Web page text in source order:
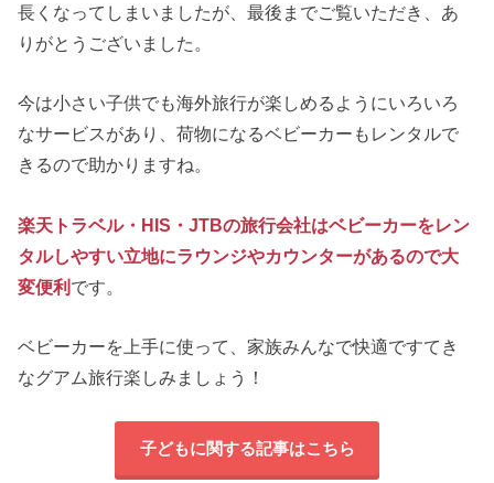
長くなってしまいましたが、最後までご覧いただき、あ
りがとうございました。
今は小さい子供でも海外旅行が楽しめるようにいろいろ
なサービスがあり、荷物になるベビーカーもレンタルで
きるので助かりますね。
楽天トラベル・HIS・JTBの旅行会社はベビーカーをレン
タルしやすい立地にラウンジやカウンターがあるので大
変便利 です。
ベビーカーを上手に使って、家族みんなで快適ですてき
なグアム旅行楽しみましょう！
子どもに関する記事はこちら